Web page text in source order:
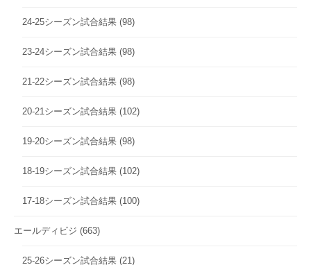
24-25シーズン試合結果 (98)
23-24シーズン試合結果 (98)
21-22シーズン試合結果 (98)
20-21シーズン試合結果 (102)
19-20シーズン試合結果 (98)
18-19シーズン試合結果 (102)
17-18シーズン試合結果 (100)
エールディビジ (663)
25-26シーズン試合結果 (21)